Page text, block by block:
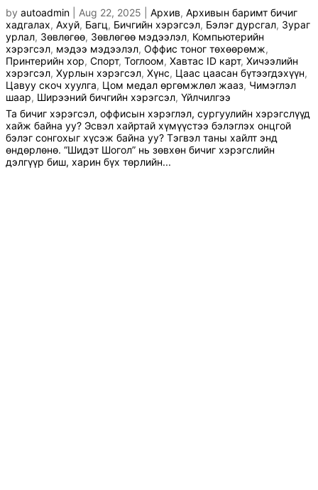
by autoadmin Aug 22, 2025 Архив, Архивын баримт бичиг
хадгалах, Ахуй, Багц, Бичгийн хэрэгсэл, Бэлэг дурсгал, Зураг
урлал, Зөвлөгөө, Зөвлөгөө мэдээлэл, Компьютерийн
хэрэгсэл, мэдээ мэдээлэл, Оффис тоног төхөөрөмж,
Принтерийн хор, Спорт, Тоглоом, Хавтас ID карт, Хичээлийн
хэрэгсэл, Хурлын хэрэгсэл, Хүнс, Цаас цаасан бүтээгдэхүүн,
Цавуу скоч хуулга, Цом медал өргөмжлөл жааз, Чимэглэл
шаар, Ширээний бичгийн хэрэгсэл, Үйлчилгээ
Та бичиг хэрэгсэл, оффисын хэрэглэл, сургуулийн хэрэгслүүд
хайж байна уу? Эсвэл хайртай хүмүүстээ бэлэглэх онцгой
бэлэг сонгохыг хүсэж байна уу? Тэгвэл таны хайлт энд
өндөрлөнө. “Шидэт Шогол” нь зөвхөн бичиг хэрэгслийн
дэлгүүр биш, харин бүх төрлийн...